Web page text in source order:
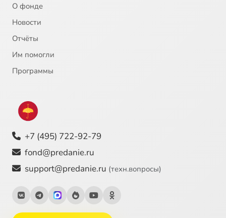
21
22
27 Как приобретать добрые качества души
28 Крещение
О фонде
Новости
Отчёты
Им помогли
Программы
+7 (495) 722-92-79
fond@predanie.ru
support@predanie.ru (техн.вопросы)